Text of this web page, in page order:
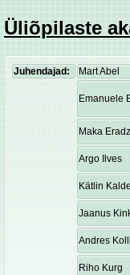
Üliõpilaste
Juhendajad: Mart Abel
Emanuele
Maka
Argo Ilves
Kätlin Kalde
Jaanus
Andres
Riho Kurg